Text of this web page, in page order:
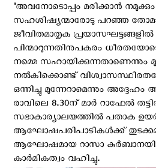
"അവനോടൊപ്പം മരിക്കാൻ
സഹശിഷ്യന്മാരോടു പറഞ്ഞ
ജീവിതമാതൃക പ്രയാസഘട്ടങ്ങളിൽ
പിന്മാറുന്നതിനുപകരം
നമ്മെ സഹായിക്കുന്നതാണെന്നും
നൽകിക്കൊണ്ട്
ഒന്നിച്ചു മുന്നേറാമെന്നും
രാവിലെ 8.30ന് മാർ റാഫേൽ
സഭാകാര്യാലയത്തിൽ പതാക
ആഘോഷപരിപാടികൾക്ക്
ആഘോഷമായ റാസാ
കാർമികത്വം വഹിച്ചു.